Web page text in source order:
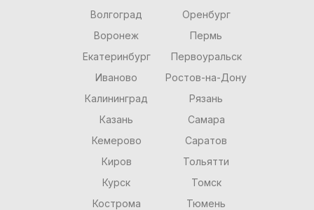
Волгоград
Воронеж
Екатеринбург
Иваново
Калининград
Казань
Кемерово
Киров
Курск
Кострома
Оренбург
Пермь
Первоуральск
Ростов-на-Дону
Рязань
Самара
Саратов
Тольятти
Томск
Тюмень